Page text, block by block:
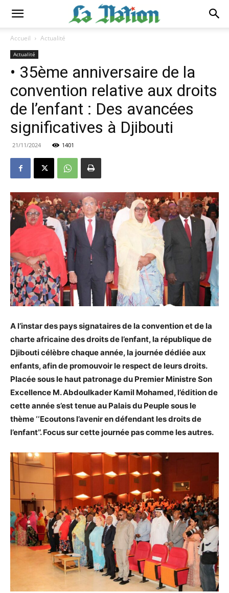
Accueil Actualité
Actualité
• 35ème anniversaire de la
convention relative aux droits
de l’enfant : Des avancées
significatives à Djibouti
21/11/2024 1401
A l’instar des pays signataires de la convention et de la
charte africaine des droits de l’enfant, la république de
Djibouti célèbre chaque année, la journée dédiée aux
enfants, afin de promouvoir le respect de leurs droits.
Placée sous le haut patronage du Premier Ministre Son
Excellence M. Abdoulkader Kamil Mohamed, l’édition de
cette année s’est tenue au Palais du Peuple sous le
thème ‘‘Ecoutons l’avenir en défendant les droits de
l’enfant’’. Focus sur cette journée pas comme les autres.